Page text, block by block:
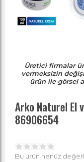
Üretici firmalar
vermeksizin
ürün ile görsel
Arko Naturel El
86906654
Bu ürün henüz